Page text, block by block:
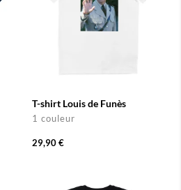
T-shirt Louis de Funès
1 couleur
29,90 €